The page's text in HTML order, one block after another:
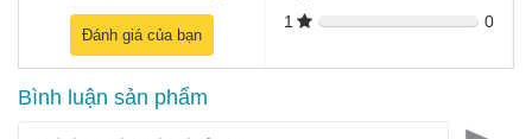
Đánh giá của bạn
1
0
Bình luận sản phẩm